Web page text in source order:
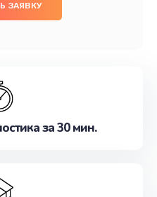
ЗАЯВКУ
за 30 мин.